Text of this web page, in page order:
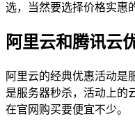
选，当然要选择价格实惠
阿里云和腾讯云
阿里云的经典优惠活动是
是服务器秒杀，活动上的
在官网购买要便宜不少。